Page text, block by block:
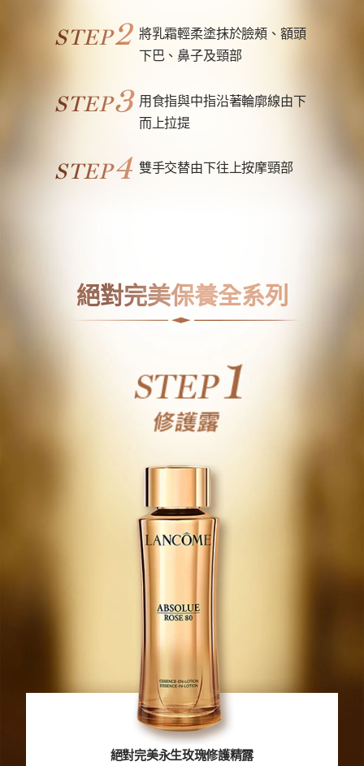
STEP2 將乳霜輕柔塗抹於臉頰、額頭
下巴、鼻子及頸部
STEP3 用食指與中指沿著輪廓線由下​
而上拉提
STEP4 雙手交替由下往上按摩頸部
絕對完美保養全系列
絕對完美永生玫瑰修護精露